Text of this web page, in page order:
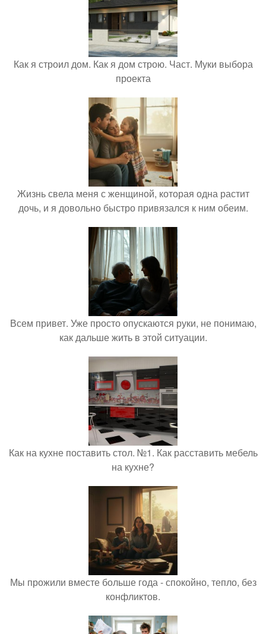
Как я строил дом. Как я дом строю. Част. Муки выбора
проекта
Жизнь свела меня с женщиной, которая одна растит
дочь, и я довольно быстро привязался к ним обеим.
Всем привет. Уже просто опускаются руки, не понимаю,
как дальше жить в этой ситуации.
Как на кухне поставить стол. №1. Как расставить мебель
на кухне?
Мы прожили вместе больше года - спокойно, тепло, без
конфликтов.